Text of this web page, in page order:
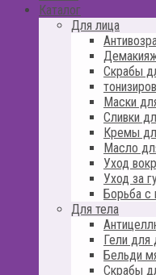
Каталог
Для лица
Скрабы
Маски
Сливки
Кремы
Масло
Уход
Уход за
Борьба с
Для тела
Гели для
Бельди
Скрабы